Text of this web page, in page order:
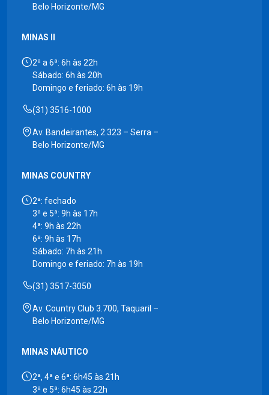
Belo Horizonte/MG
MINAS II
2ª a 6ª: 6h às 22h
Sábado: 6h às 20h
Domingo e feriado: 6h às 19h
(31) 3516-1000
Av. Bandeirantes, 2.323 – Serra –
Belo Horizonte/MG
MINAS COUNTRY
2ª: fechado
3ª e 5ª: 9h às 17h
4ª: 9h às 22h
6ª: 9h às 17h
Sábado: 7h às 21h
Domingo e feriado: 7h às 19h
(31) 3517-3050
Av. Country Club 3.700, Taquaril –
Belo Horizonte/MG
MINAS NÁUTICO
2ª, 4ª e 6ª: 6h45 às 21h
3ª e 5ª: 6h45 às 22h